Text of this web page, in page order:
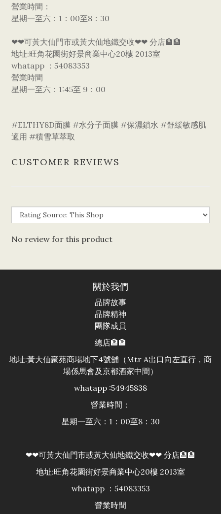
營業時間：
星期一至六：1：00至8：30
❤❤可黃大仙門市或黃大仙地鐵交收❤❤ 分店🏦🏦
地址:旺角花園街好景商業中心20樓 2013室
whatapp ：54083353
營業時間
星期一至六：1:45至 9：00
​#ELTHY8D面膜 #水分子面膜 #保濕鎖水 #舒緩敏感肌
適用 #積雪草萃取
CUSTOMER REVIEWS
No review for this product
關於我們
品牌故事
品牌精神
團隊成員
總店🏦🏦
地址:黃大仙豪苑商場地下4號舖（Mtr A出口向左直行，商
場係馬會及京都酒家中間）
whatapp :54945838
營業時間：
星期一至六：1：00至8：30
❤❤可黃大仙門市或黃大仙地鐵交收❤❤ 分店🏦🏦
地址:旺角花園街好景商業中心20樓 2013室
whatapp ：54083353
營業時間